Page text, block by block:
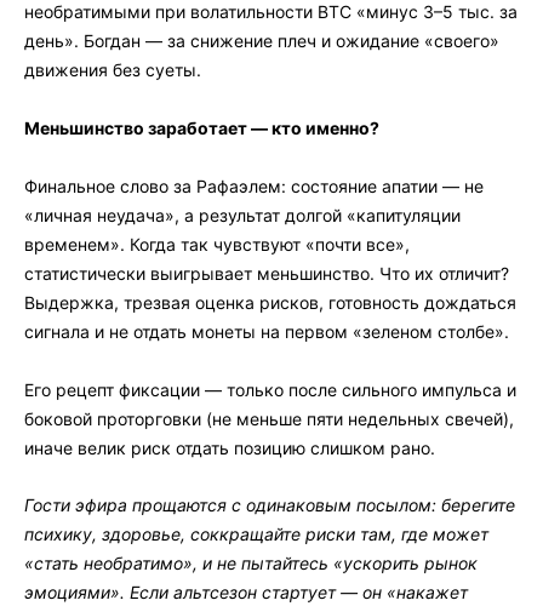
необратимыми при волатильности BTC «минус 3–5 тыс. за
день». Богдан — за снижение плеч и ожидание «своего»
движения без суеты.
Меньшинство заработает — кто именно?
Финальное слово за Рафаэлем: состояние апатии — не
«личная неудача», а результат долгой «капитуляции
временем». Когда так чувствуют «почти все»,
статистически выигрывает меньшинство. Что их отличит?
Выдержка, трезвая оценка рисков, готовность дождаться
сигнала и не отдать монеты на первом «зеленом столбе».
Его рецепт фиксации — только после сильного импульса и
боковой проторговки (не меньше пяти недельных свечей),
иначе велик риск отдать позицию слишком рано.
Гости эфира прощаются с одинаковым посылом: берегите
психику, здоровье, соккращайте риски там, где может
«стать необратимо», и не пытайтесь «ускорить рынок
эмоциями». Если альтсезон стартует — он «накажет